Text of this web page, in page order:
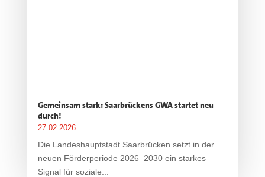
Gemeinsam stark: Saarbrückens GWA startet neu
durch!
27.02.2026
Die Landeshauptstadt Saarbrücken setzt in der
neuen Förderperiode 2026–2030 ein starkes
Signal für soziale...